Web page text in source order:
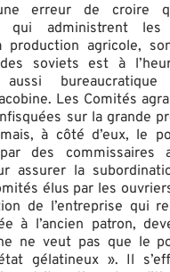
erreur de croire
qui administrent
production agricole,
soviets est à
aussi
Les Comités
sur la grande
à côté d’eux, le
des commissaires
assurer la
élus par les
de l’entreprise qui
à l’ancien patron,
ne veut pas que le
gélatineux ». Il